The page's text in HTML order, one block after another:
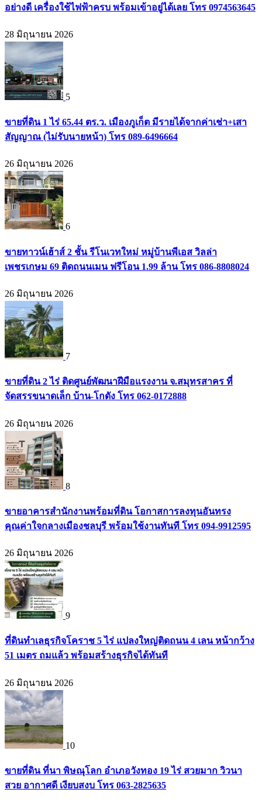
อย่างดี เครื่องใช้ไฟฟ้าครบ พร้อมเข้าอยู่ได้เลย โทร 0974563645
28 มิถุนายน 2026
5
ขายที่ดิน 1 ไร่ 65.44 ตร.ว. เมืองภูเก็ต มีรายได้จากค่าเช่า+เสา
สัญญาณ (ไม่รับนายหน้า) โทร 089-6496664
26 มิถุนายน 2026
6
ขายทาวน์เฮ้าส์ 2 ชั้น รีโนเวทใหม่ หมู่บ้านพีเอส วิลล่า
เพชรเกษม 69 ติดถนนเมน ฟรีโอน 1.99 ล้าน โทร 086-8808024
26 มิถุนายน 2026
7
ขายที่ดิน 2 ไร่ ติดศูนย์พัฒนาฝีมือแรงงาน จ.สมุทรสาคร ที่
จัดสรรขนาดเล็ก บ้าน-โกดัง โทร 062-0172888
26 มิถุนายน 2026
8
ขายอาคารสำนักงานพร้อมที่ดิน โอกาสการลงทุนอันทรง
คุณค่าใจกลางเมืองชลบุรี พร้อมใช้งานทันที โทร 094-9912595
26 มิถุนายน 2026
9
ที่ดินทำเลธุรกิจโคราช 5 ไร่ แปลงใหญ่ติดถนน 4 เลน หน้ากว้าง
51 เมตร ถมแล้ว พร้อมสร้างธุรกิจได้ทันที
26 มิถุนายน 2026
10
ขายที่ดิน ที่นา พิษณุโลก อำเภอวังทอง 19 ไร่ สวยมาก วิวนา
สวย อากาศดี เงียบสงบ โทร 063-2825635